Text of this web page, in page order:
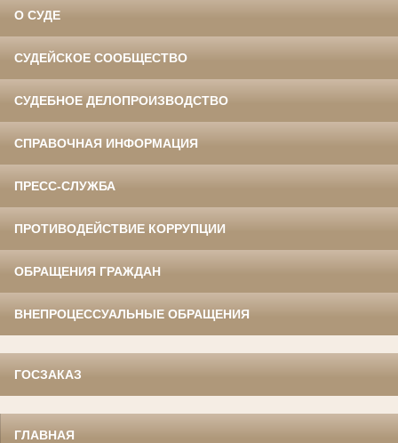
О СУДЕ
СУДЕЙСКОЕ СООБЩЕСТВО
СУДЕБНОЕ ДЕЛОПРОИЗВОДСТВО
СПРАВОЧНАЯ ИНФОРМАЦИЯ
ПРЕСС-СЛУЖБА
ПРОТИВОДЕЙСТВИЕ КОРРУПЦИИ
ОБРАЩЕНИЯ ГРАЖДАН
ВНЕПРОЦЕССУАЛЬНЫЕ ОБРАЩЕНИЯ
ГОСЗАКАЗ
ГЛАВНАЯ